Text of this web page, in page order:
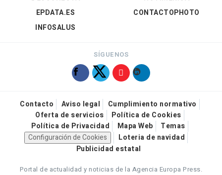
EPDATA.ES
INFOSALUS
CONTACTOPHOTO
SÍGUENOS
Contacto Aviso legal
Cumplimiento normativo
Oferta de servicios
Política de Cookies
Política de Privacidad
Mapa Web
Temas
Configuración de Cookies
Loteria de navidad
Publicidad estatal
Portal de actualidad y noticias de la Agencia Europa Press.